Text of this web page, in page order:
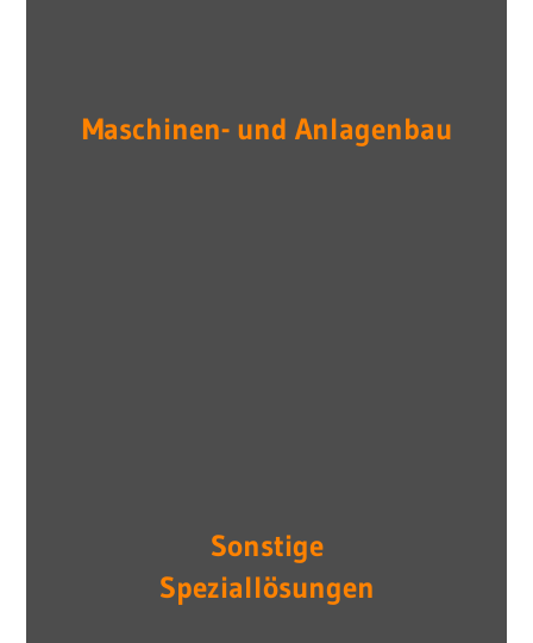
Maschinen- und Anlagenbau
Sonstige
Speziallösungen